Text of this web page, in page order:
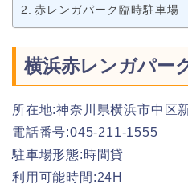
赤レンガパーク臨時駐車場
横浜赤レンガパー
所在地:神奈川県横浜市中区
電話番号:045-211-1555
駐車場形態:時間貸
利用可能時間:24H